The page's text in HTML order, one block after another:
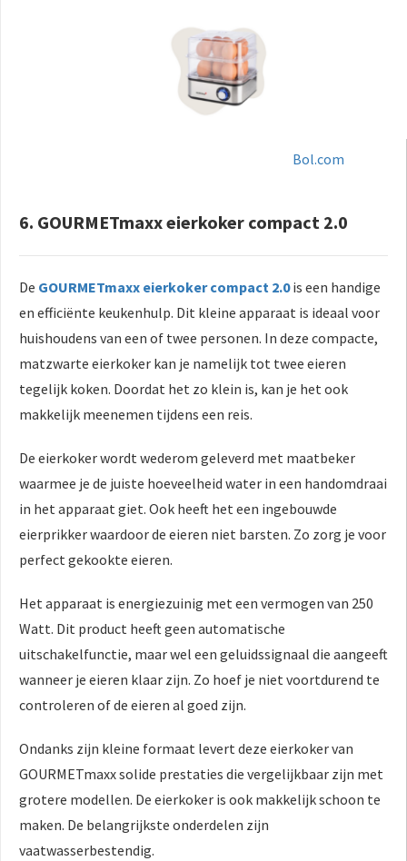
Bol.com
6. GOURMETmaxx eierkoker compact 2.0
De GOURMETmaxx eierkoker compact 2.0is een handige
en efficiënte keukenhulp. Dit kleine apparaat is ideaal voor
huishoudens van een of twee personen. In deze compacte,
matzwarte eierkoker kan je namelijk tot twee eieren
tegelijk koken. Doordat het zo klein is, kan je het ook
makkelijk meenemen tijdens een reis.
De eierkoker wordt wederom geleverd met maatbeker
waarmee je de juiste hoeveelheid water in een handomdraai
in het apparaat giet. Ook heeft het een ingebouwde
eierprikker waardoor de eieren niet barsten. Zo zorg je voor
perfect gekookte eieren.
Het apparaat is energiezuinig met een vermogen van 250
Watt. Dit product heeft geen automatische
uitschakelfunctie, maar wel een geluidssignaal die aangeeft
wanneer je eieren klaar zijn. Zo hoef je niet voortdurend te
controleren of de eieren al goed zijn.
Ondanks zijn kleine formaat levert deze eierkoker van
GOURMETmaxx solide prestaties die vergelijkbaar zijn met
grotere modellen. De eierkoker is ook makkelijk schoon te
maken. De belangrijkste onderdelen zijn
vaatwasserbestendig.